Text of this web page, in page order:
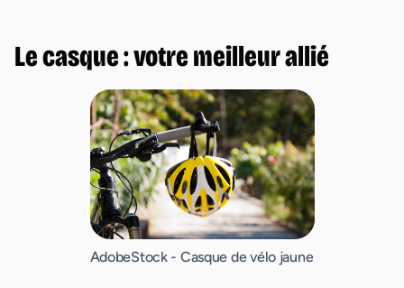
Le casque : votre meilleur allié
AdobeStock - Casque de vélo jaune